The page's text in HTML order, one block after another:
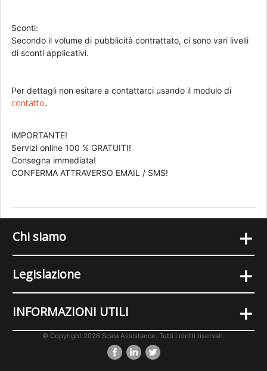
Sconti:
Secondo il volume di pubblicità contrattato, ci sono vari livelli
di sconti applicativi.
Per dettagli non esitare a contattarci usando il modulo di
contatto.
IMPORTANTE!
Servizi online 100 % GRATUITI!
Consegna immediata!
CONFERMA ATTRAVERSO EMAIL / SMS!
Chi siamo +
Legislazione +
INFORMAZIONI UTILI +
© Copyright 2026 Scala Assistance. Tutti i diritti riservati.